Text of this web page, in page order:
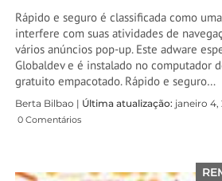
Rápido e seguro é classificada como
interfere com suas atividades de
vários anúncios pop-up. Este adware
Globaldev e é instalado no computador
gratuito empacotado. Rápido e seguro…
Berta Bilbao | Última atualização: janeiro 4,
0 Comentários